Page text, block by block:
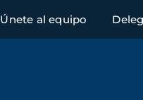
Únete al equipo